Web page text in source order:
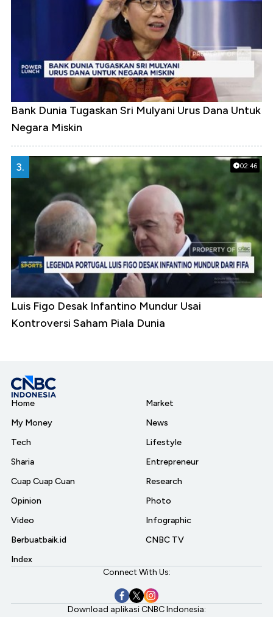
Bank Dunia Tugaskan Sri Mulyani Urus Dana Untuk
Negara Miskin
02:46
3.
Luis Figo Desak Infantino Mundur Usai
Kontroversi Saham Piala Dunia
Home
My Money
Tech
Sharia
Cuap Cuap Cuan
Opinion
Video
Berbuatbaik.id
Index
Market
News
Lifestyle
Entrepreneur
Research
Photo
Infographic
CNBC TV
Connect With Us:
Download aplikasi CNBC Indonesia: